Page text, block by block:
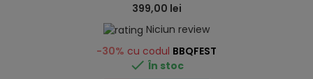
399,00 lei
Niciun review
-30% cu codul BBQFEST
 În stoc